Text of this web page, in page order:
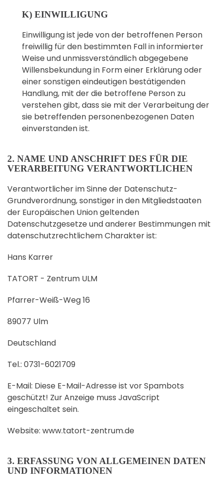
K) EINWILLIGUNG
Einwilligung ist jede von der betroffenen Person
freiwillig für den bestimmten Fall in informierter
Weise und unmissverständlich abgegebene
Willensbekundung in Form einer Erklärung oder
einer sonstigen eindeutigen bestätigenden
Handlung, mit der die betroffene Person zu
verstehen gibt, dass sie mit der Verarbeitung der
sie betreffenden personenbezogenen Daten
einverstanden ist.
2. NAME UND ANSCHRIFT DES FÜR DIE
VERARBEITUNG VERANTWORTLICHEN
Verantwortlicher im Sinne der Datenschutz-
Grundverordnung, sonstiger in den Mitgliedstaaten
der Europäischen Union geltenden
Datenschutzgesetze und anderer Bestimmungen mit
datenschutzrechtlichem Charakter ist:
Hans Karrer
TATORT - Zentrum ULM
Pfarrer-Weiß-Weg 16
89077 Ulm
Deutschland
Tel.: 0731-6021709
E-Mail: Diese E-Mail-Adresse ist vor Spambots
geschützt! Zur Anzeige muss JavaScript
eingeschaltet sein.
Website: www.tatort-zentrum.de
3. ERFASSUNG VON ALLGEMEINEN DATEN
UND INFORMATIONEN